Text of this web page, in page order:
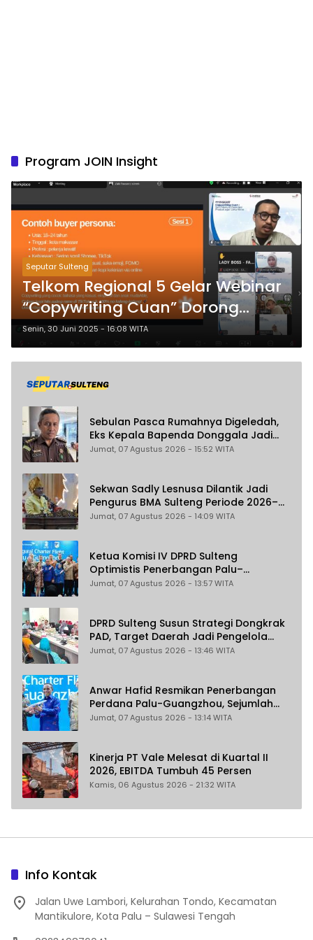
Program JOIN Insight
Seputar Sulteng
Telkom Regional 5 Gelar Webinar
“Copywriting Cuan” Dorong
Literasi Digital dan Pemasaran
Online
Senin, 30 Juni 2025 - 16:08 WITA
Sebulan Pasca Rumahnya Digeledah,
Eks Kepala Bapenda Donggala Jadi
Tersangka Dugaan Korupsi
Jumat, 07 Agustus 2026 - 15:52 WITA
Sekwan Sadly Lesnusa Dilantik Jadi
Pengurus BMA Sulteng Periode 2026–
2031
Jumat, 07 Agustus 2026 - 14:09 WITA
Ketua Komisi IV DPRD Sulteng
Optimistis Penerbangan Palu–
Guangzhou Dongkrak Ekspor dan
Jumat, 07 Agustus 2026 - 13:57 WITA
DPRD Sulteng Susun Strategi Dongkrak
PAD, Target Daerah Jadi Pengelola
Sekaligus Penghasil
Jumat, 07 Agustus 2026 - 13:46 WITA
Anwar Hafid Resmikan Penerbangan
Perdana Palu-Guangzhou, Sejumlah
Maskapai Jajaki Rute Malaysia dan
Jumat, 07 Agustus 2026 - 13:14 WITA
Kinerja PT Vale Melesat di Kuartal II
2026, EBITDA Tumbuh 45 Persen
Kamis, 06 Agustus 2026 - 21:32 WITA
Info Kontak
Jalan Uwe Lambori, Kelurahan Tondo, Kecamatan
Mantikulore, Kota Palu – Sulawesi Tengah